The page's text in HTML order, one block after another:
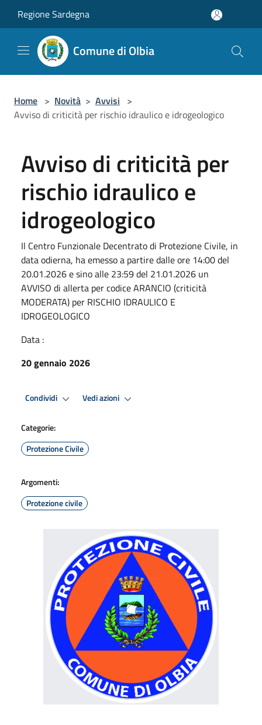
Regione Sardegna
Comune di Olbia
Home > Novità > Avvisi >
Avviso di criticità per rischio idraulico e idrogeologico
Avviso di criticità per
rischio idraulico e
idrogeologico
Il Centro Funzionale Decentrato di Protezione Civile, in
data odierna, ha emesso a partire dalle ore 14:00 del
20.01.2026 e sino alle 23:59 del 21.01.2026 un
AVVISO di allerta per codice ARANCIO (criticità
MODERATA) per RISCHIO IDRAULICO E
IDROGEOLOGICO
Data :
20 gennaio 2026
Condividi Vedi azioni
Categorie:
Protezione Civile
Argomenti:
Protezione civile